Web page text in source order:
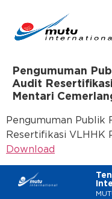
Pengumuman
Audit
Mentari
Pengumuman Publik
Resertifikasi VLHHK
Download